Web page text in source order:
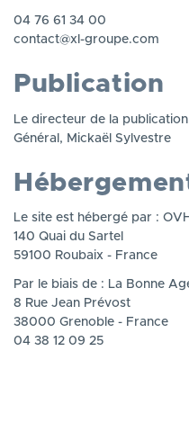
04 76 61 34 00
contact@xl-groupe.com
Publication
Le directeur de la publication
Général, Mickaël Sylvestre
Le site est hébergé par : OVH
140 Quai du Sartel
59100 Roubaix - France
Par le biais de : La Bonne
8 Rue Jean Prévost
38000 Grenoble - France
04 38 12 09 25